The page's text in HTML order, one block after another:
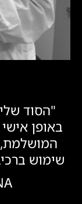
"הסוד
באופן
שימוש
-